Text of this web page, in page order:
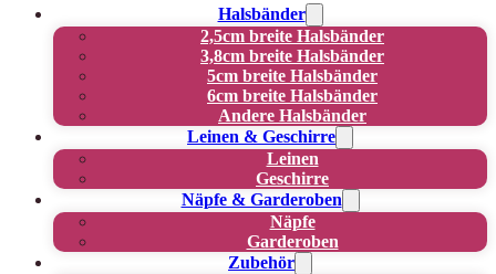
Halsbänder
2,5cm breite Halsbänder
3,8cm breite Halsbänder
5cm breite Halsbänder
6cm breite Halsbänder
Andere Halsbänder
Leinen & Geschirre
Leinen
Geschirre
Näpfe & Garderoben
Näpfe
Garderoben
Zubehör